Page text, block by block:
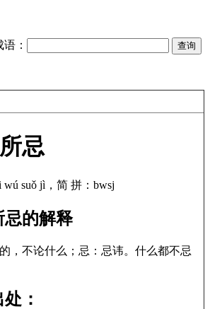
：
忌
wú suǒ jì，简 拼：bwsj
忌的解释
，不论什么；忌：忌讳。什么都不忌
：